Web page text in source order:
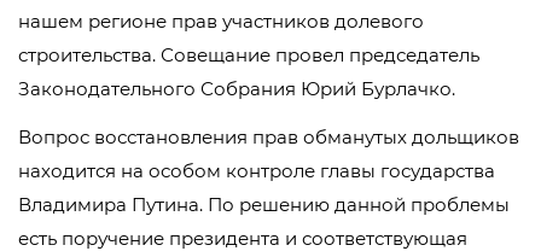
нашем регионе прав участников долевого
строительства. Совещание провел председатель
Законодательного Собрания Юрий Бурлачко.
Вопрос восстановления прав обманутых дольщиков
находится на особом контроле главы государства
Владимира Путина. По решению данной проблемы
есть поручение президента и соответствующая